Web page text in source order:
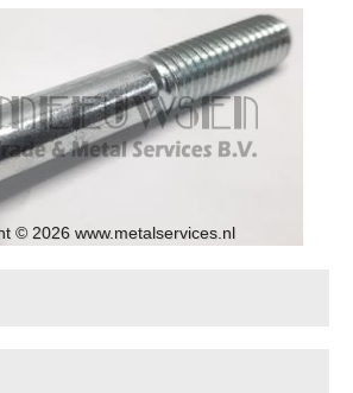
© 2026 www.metalservices.nl